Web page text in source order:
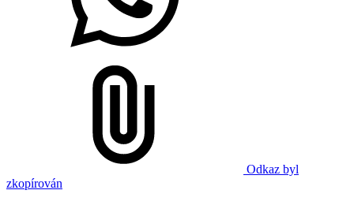
Odkaz byl
zkopírován